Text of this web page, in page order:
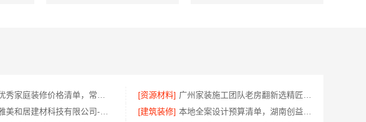
[资源材料]
[建筑装修]